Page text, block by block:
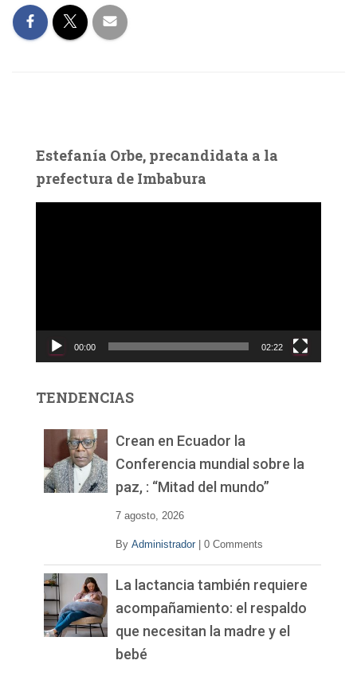
Estefanía Orbe, precandidata a la
prefectura de Imbabura
c
d
00:00 02:22
TENDENCIAS
Crean en Ecuador la
Conferencia mundial sobre la
paz, : “Mitad del mundo”
7 agosto, 2026
By Administrador 0 Comments
La lactancia también requiere
acompañamiento: el respaldo
que necesitan la madre y el
bebé